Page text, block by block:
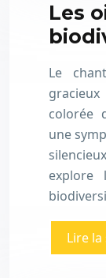
Les
Le
colorée
une
Lire